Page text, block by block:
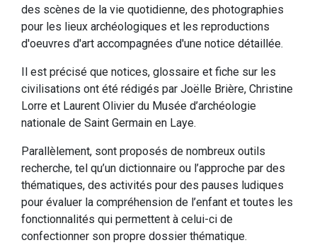
des scènes de la vie quotidienne, des photographies
pour les lieux archéologiques et les reproductions
d'oeuvres d'art accompagnées d'une notice détaillée.
Il est précisé que notices, glossaire et fiche sur les
civilisations ont été rédigés par Joëlle Brière, Christine
Lorre et Laurent Olivier du Musée d’archéologie
nationale de Saint Germain en Laye.
Parallèlement, sont proposés de nombreux outils
recherche, tel qu’un dictionnaire ou l’approche par des
thématiques, des activités pour des pauses ludiques
pour évaluer la compréhension de l’enfant et toutes les
fonctionnalités qui permettent à celui-ci de
confectionner son propre dossier thématique.